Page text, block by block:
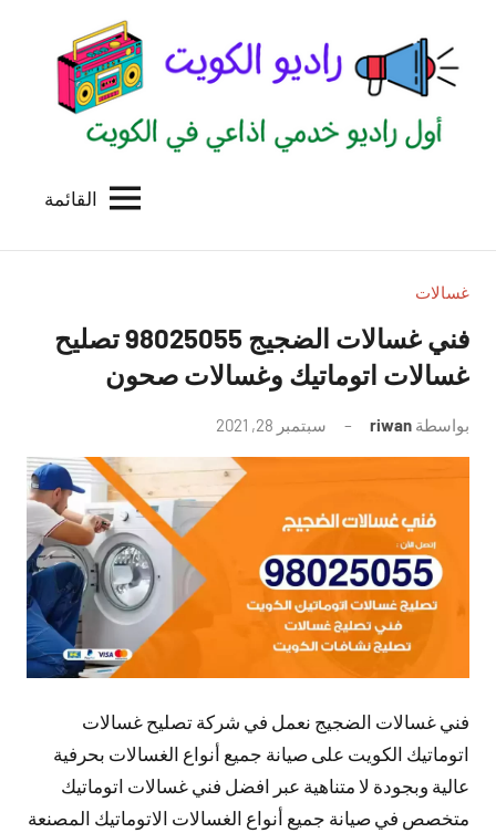
المحتوى
الكويت
للاعلانات
بالكويت
القائمة
غسالات
فني غسالات الضجيج 98025055 تصليح
غسالات اتوماتيك وغسالات صحون
بواسطة riwan سبتمبر 28, 2021
توجد
فني غسالات الضجيج نعمل في شركة تصليح غسالات
اتوماتيك الكويت على صيانة جميع أنواع الغسالات بحرفية
عالية وبجودة لا متناهية عبر افضل فني غسالات اتوماتيك
متخصص في صيانة جميع أنواع الغسالات الاتوماتيك المصنعة